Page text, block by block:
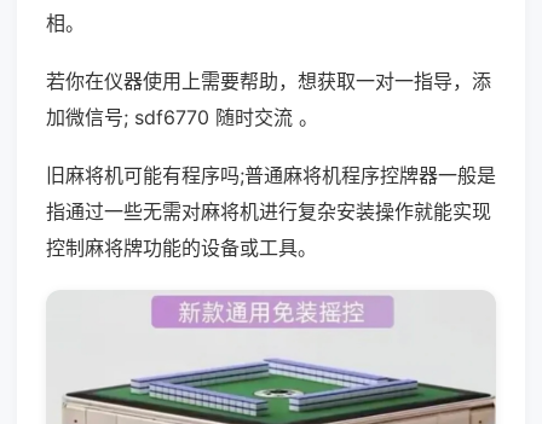
相。
若你在仪器使用上需要帮助，想获取一对一指导，添
加微信号; sdf6770 随时交流 。
旧麻将机可能有程序吗;普通麻将机程序控牌器一般是
指通过一些无需对麻将机进行复杂安装操作就能实现
控制麻将牌功能的设备或工具。